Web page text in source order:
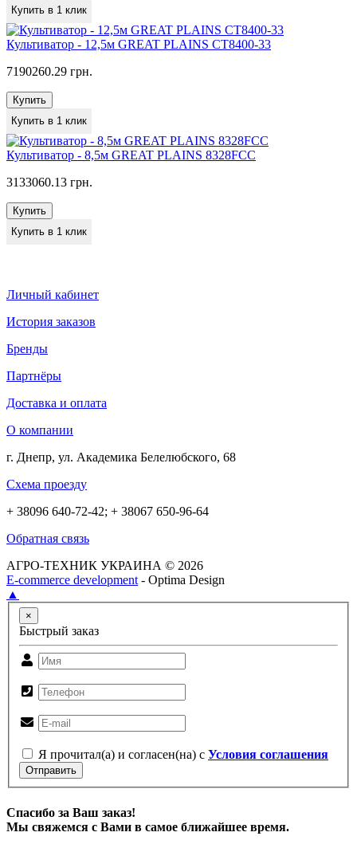
Купить в 1 клик
Культиватор - 12,5м GREAT PLAINS CT8400-33
7190260.29 грн.
Купить
Купить в 1 клик
Культиватор - 8,5м GREAT PLAINS 8328FCC
3133060.13 грн.
Купить
Купить в 1 клик
Личный кабинет
История заказов
Бренды
Партнёры
Доставка и оплата
О компании
г. Днепр, ул. Академика Белелюбского, 68
Схема проезду
+ 38096 640-72-42; + 38067 650-96-64
Обратная связь
АГРО-ТЕХНИК УКРАИНА © 2026
E-commerce development - Optima Design
▲
×
Быстрый заказ
Я прочитал(а) и согласен(на) с Условия соглашения
Отправить
Спасибо за Ваш заказ!
Мы свяжемся с Вами в самое ближайшее время.